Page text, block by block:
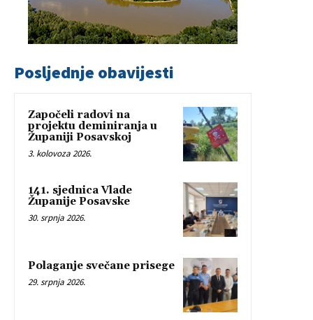
Posljednje obavijesti
Započeli radovi na
projektu deminiranja u
Županiji Posavskoj
3. kolovoza 2026.
141. sjednica Vlade
Županije Posavske
30. srpnja 2026.
Polaganje svečane prisege
29. srpnja 2026.